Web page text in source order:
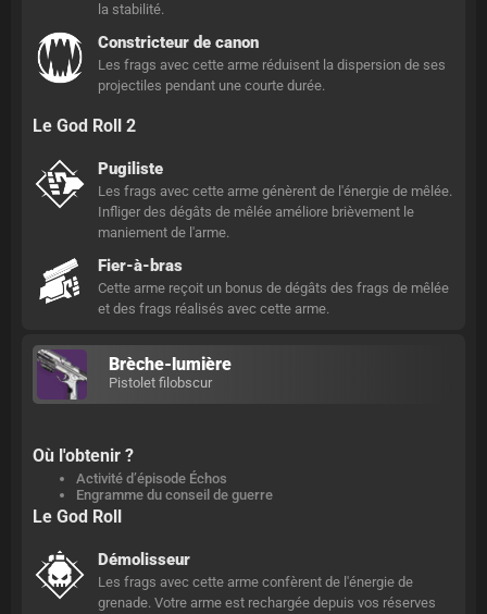
la stabilité.
Constricteur de canon
Les frags avec cette arme réduisent la dispersion de ses
projectiles pendant une courte durée.
Le God Roll 2
Pugiliste
Les frags avec cette arme génèrent de l'énergie de mêlée.
Infliger des dégâts de mêlée améliore brièvement le
maniement de l'arme.
Fier-à-bras
Cette arme reçoit un bonus de dégâts des frags de mêlée
et des frags réalisés avec cette arme.
Brèche-lumière
Pistolet filobscur
Où l'obtenir ?
Activité d’épisode Échos
Engramme du conseil de guerre
Le God Roll
Démolisseur
Les frags avec cette arme confèrent de l'énergie de
grenade. Votre arme est rechargée depuis vos réserves